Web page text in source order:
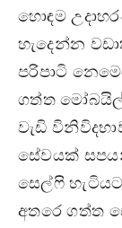
හොඳම
හැදෙන්න
පරිපාටි
ගත්ත
වැඩි
සේවයක්
සෙල්ෆි
අතරෙ ගත්ත